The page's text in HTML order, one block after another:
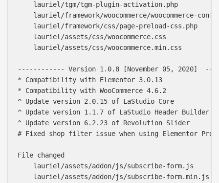
    lauriel/tgm/tgm-plugin-activation.php
lauriel/framework/woocommerce/woocommerce-
    lauriel/framework/css/page-preload-css.php
    lauriel/assets/css/woocommerce.css
    lauriel/assets/css/woocommerce.min.css
------------ Version 1.0.8 [November 05, 2020]
* Compatibility with Elementor 3.0.13
* Compatibility with WooCommerce 4.6.2
^ Update version 2.0.15 of LaStudio Core
^ Update version 1.1.7 of LaStudio Header Builder
^ Update version 6.2.23 of Revolution Slider
# Fixed shop filter issue when using Elementor Pro
File changed
    lauriel/assets/addon/js/subscribe-form.js
    lauriel/assets/addon/js/subscribe-form.min.js